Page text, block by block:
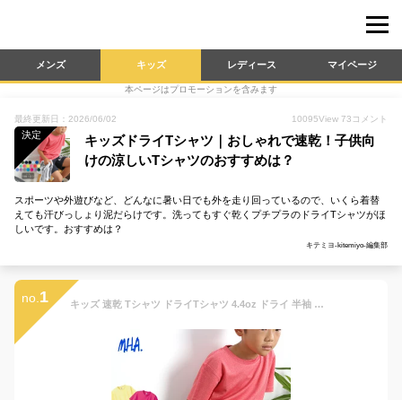
メンズ キッズ レディース マイページ
本ページはプロモーションを含みます
最終更新日：2026/06/02 10095View 73 コメント
決定
キッズドライTシャツ｜おしゃれで速乾！子供向
けの涼しいTシャツのおすすめは？
スポーツや外遊びなど、どんなに暑い日でも外を走り回っているので、いくら着替
えても汗びっしょり泥だらけです。洗ってもすぐ乾くプチプラのドライTシャツがほ
しいです。おすすめは？
キテミヨ-kitemiyo-編集部
no. 1 キッズ 速乾 Tシャツ ドライTシャツ 4.4oz ドライ 半袖 子供 無地tシャツ スポーツ 無地 吸水 吸汗 即乾 ポリエステル ティシャツ ティーシャツ ドライティーシャツ スポーツティーシャツ 吸水速乾 子ども 夏 夏用 汗 ジュニア ボーイズ ガールズ 150 メール便 送料無料